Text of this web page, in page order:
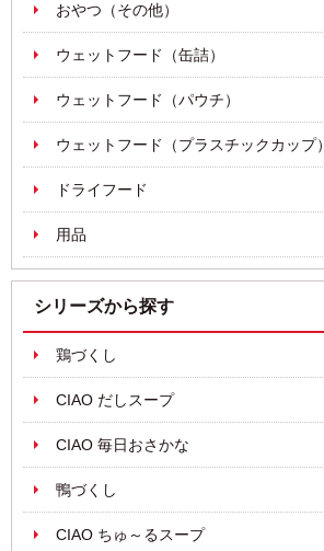
おやつ（その他）
ウェットフード（缶詰）
ウェットフード（パウチ）
ウェットフード（プラスチックカップ）
ドライフード
用品
シリーズから探す
鶏づくし
CIAO だしスープ
CIAO 毎日おさかな
鴨づくし
CIAO ちゅ～るスープ